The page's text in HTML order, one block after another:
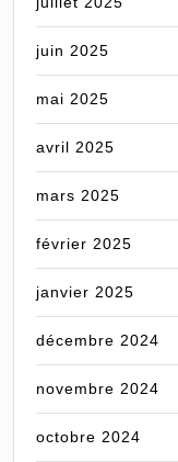
juin 2025
mai 2025
avril 2025
mars 2025
février 2025
janvier 2025
décembre 2024
novembre 2024
octobre 2024